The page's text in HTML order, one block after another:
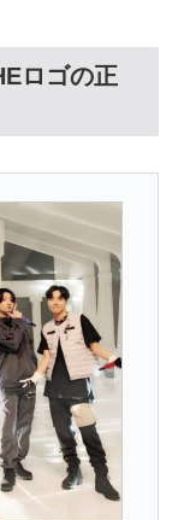
ロゴの正